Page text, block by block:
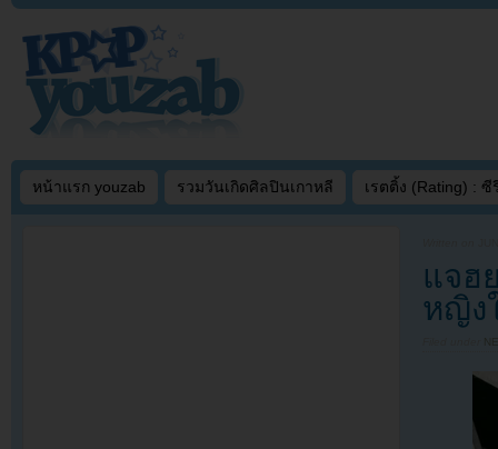
หน้าแรก youzab รวมวันเกิดศิลปินเกาหลี เรตติ้ง (Rating) : ซี
แจฮ
หญิง